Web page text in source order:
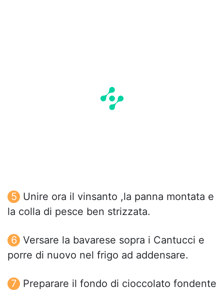
Unire ora il vinsanto ,la panna montata e
la colla di pesce ben strizzata.
Versare la bavarese sopra i Cantucci e
porre di nuovo nel frigo ad addensare.
Preparare il fondo di cioccolato fondente